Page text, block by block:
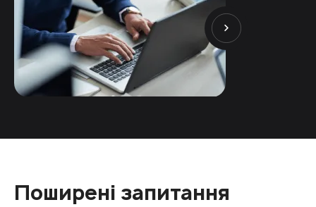
Поширені запитання